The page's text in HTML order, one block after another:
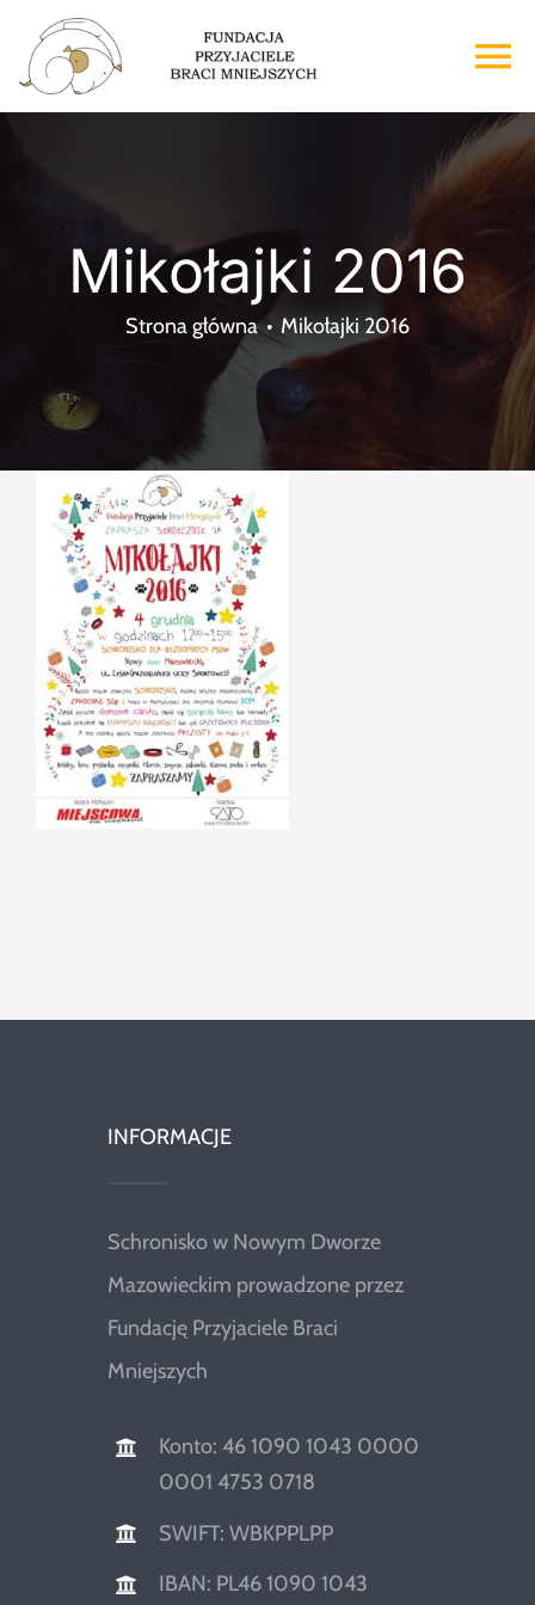
Przejdź
zawartości
Wsparcie
Kontakt
Szukaj
Mikołajki 2016
Strona główna Mikołajki 2016
INFORMACJE
Schronisko w Nowym Dworze
Mazowieckim prowadzone przez
Fundację Przyjaciele Braci
Mniejszych
Konto: 46 1090 1043 0000
0001 4753 0718
SWIFT: WBKPPLPP
IBAN: PL46 1090 1043